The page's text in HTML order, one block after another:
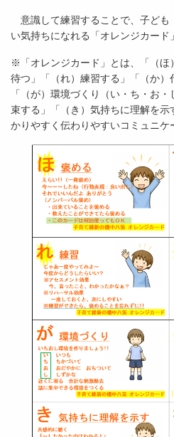
意識して練習することで、子ども
い気持ちになれる「オレンジカード
※「オレンジカード」とは、「（ほ
待つ」「（れ）練習する」「（か）
「（が）環境づくり（い・ち・お
束する」「（き）気持ちに理解を
かりやすく伝わりやすいコミュニケ